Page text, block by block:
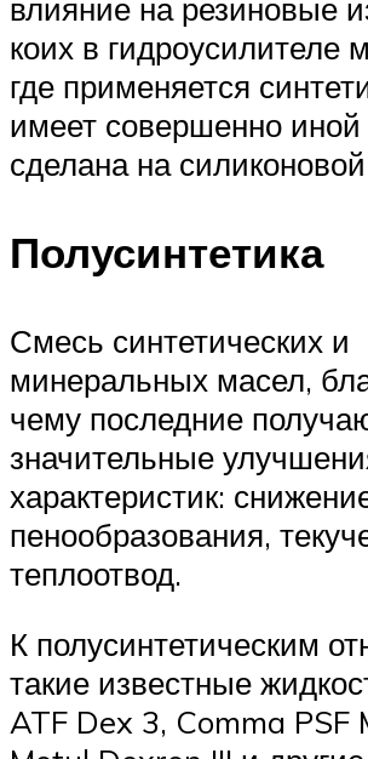
влияние на резиновые
коих в гидроусилителе
где применяется
имеет совершенно иной
сделана на
Полусинтетика
Смесь синтетических и
минеральных масел,
чему последние
значительные
характеристик:
пенообразования,
теплоотвод.
К полусинтетическим
такие известные
ATF Dex 3, Comma PSF